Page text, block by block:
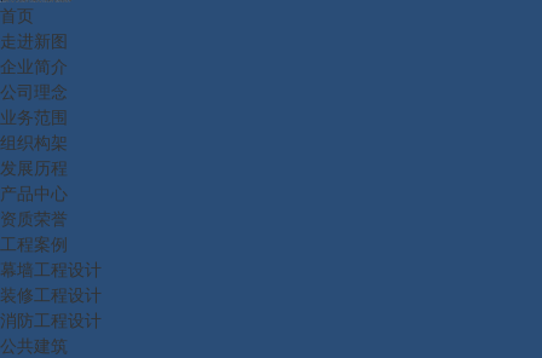
首页
走进新图
企业简介
公司理念
业务范围
组织构架
发展历程
产品中心
资质荣誉
工程案例
幕墙工程设计
装修工程设计
消防工程设计
公共建筑